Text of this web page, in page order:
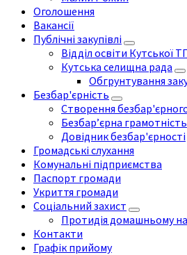
Оголошення
Вакансії
Публічні закупівлі
Відділ освіти Кутської ТГ
Кутська селищна рада
Обгрунтування
Безбар'єрність
Створення
Безбар’єрна грамотність
Довідник безбар'єрності
Громадські слухання
Комунальні підприємства
Паспорт громади
Укриття громади
Соціальний захист
Протидія домашньому
Контакти
Графік прийому